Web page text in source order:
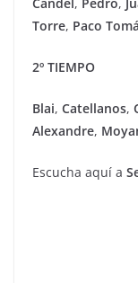
Torre, Paco
2º TIEMPO
Blai, Catellanos,
Alexandre,
Escucha aquí a